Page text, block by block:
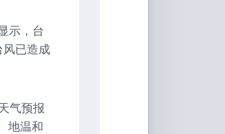
示，台
风已造成
气预报
地温和